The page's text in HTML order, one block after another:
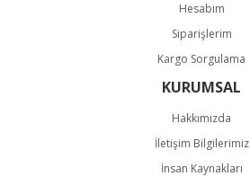
Hesabım
Siparişlerim
Kargo Sorgulama
KURUMSAL
Hakkımızda
İletişim Bilgilerimiz
İnsan Kaynakları